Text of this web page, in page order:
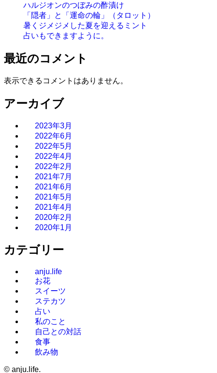
ハルジオンのつぼみの酢漬け
「隠者」と「運命の輪」（タロット）
暑くジメジメした夏を迎えるミント
占いもできますように。
最近のコメント
表示できるコメントはありません。
アーカイブ
2023年3月
2022年6月
2022年5月
2022年4月
2022年2月
2021年7月
2021年6月
2021年5月
2021年4月
2020年2月
2020年1月
カテゴリー
anju.life
お花
スイーツ
ステカツ
占い
私のこと
自己との対話
食事
飲み物
© anju.life.